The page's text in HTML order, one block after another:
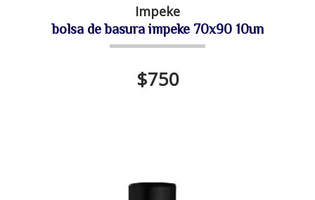
Impeke
bolsa de basura impeke 70x90 10un
$750